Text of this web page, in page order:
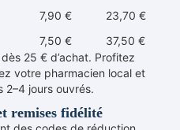
7,90 €
23,70 €
7,50 €
37,50 €
25 € d’achat. Profitez
votre pharmacien local et
2–4 jours ouvrés.
remises fidélité